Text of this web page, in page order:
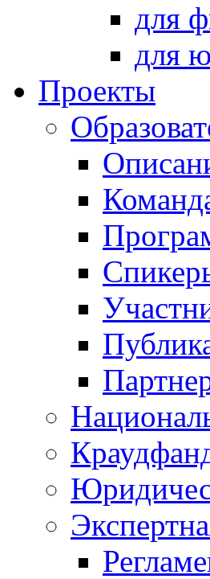
для
для
Проекты